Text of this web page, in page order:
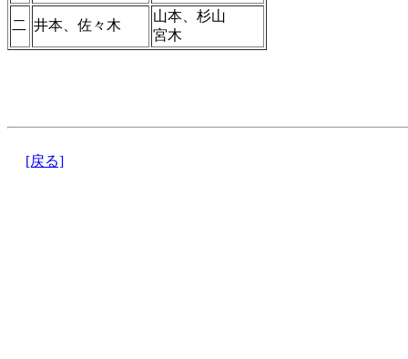
二 井本、佐々木
山本、杉山
宮木
[戻る]